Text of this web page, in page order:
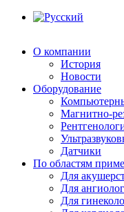
О компании
История
Новости
Оборудование
Магнитно-
Датчики
По областям
Для
Для
Для